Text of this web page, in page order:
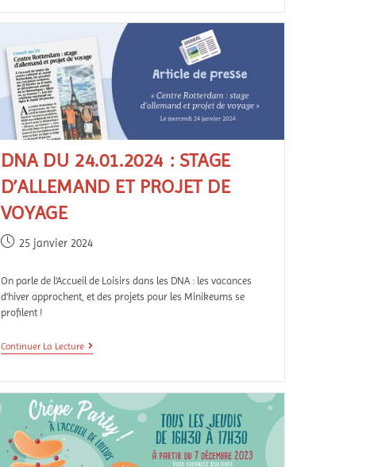
DNA DU 24.01.2024 : STAGE
D’ALLEMAND ET PROJET DE
VOYAGE
25 janvier 2024
On parle de l'Accueil de Loisirs dans les DNA : les vacances
d'hiver approchent, et des projets pour les Minikeums se
profilent !
Continuer La Lecture